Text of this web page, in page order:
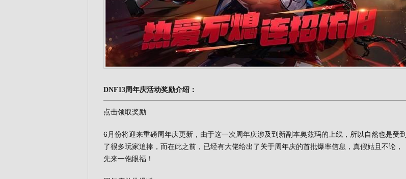
DNF13周年庆活动奖励介绍：
点击领取奖励
6月份将迎来重磅周年庆更新，由于这一次周年庆涉及到新副本奥兹玛的上线，所以自然也是受到
了很多玩家追捧，而在此之前，已经有大佬给出了关于周年庆的首批爆率信息，真假姑且不论，
先来一饱眼福！